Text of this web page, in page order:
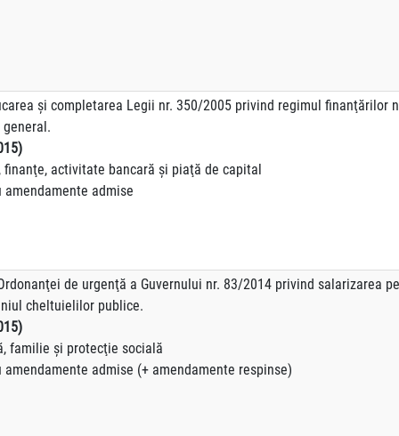
şi completarea Legii nr. 350/2005 privind regimul finanţărilor
activitate bancară şi piaţă de capital
admise
de urgenţă a Guvernului nr. 83/2014 privind salarizarea
cheltuielilor publice.
familie şi protecţie socială
admise (+ amendamente respinse)